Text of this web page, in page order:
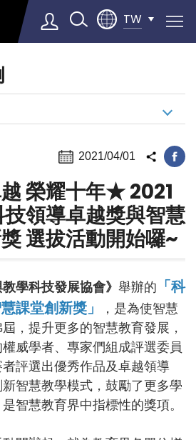
TW
▼
2021/04/01
榮耀十年★ 2021
領導卓越獎與智慧
選拔活動開始囉~
學科技發展協會》 舉辦的 「科
課堂創新獎」
，是為使智慧
，提升更多的智慧教育發展，
威學者、專家們組成評選委員
評選出優秀作品及卓越領導
智慧教學模式，鼓勵了更多學
智慧教育界中指標性的獎項。